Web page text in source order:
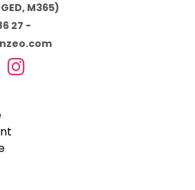
M365)
27 -